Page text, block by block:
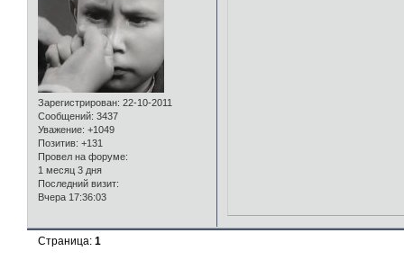
Зарегистрирован: 22-10-2011
Сообщений: 3437
Уважение: +1049
Позитив: +131
Провел на форуме:
1 месяц 3 дня
Последний визит:
Вчера 17:36:03
Страница:1